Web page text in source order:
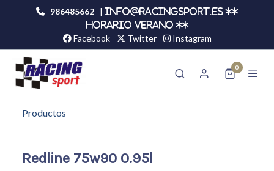
986485662 |
info@racingsport.es **
HORARIO VERANO **
Facebook Twitter Instagram
0
Productos
Redline 75w90 0.95l